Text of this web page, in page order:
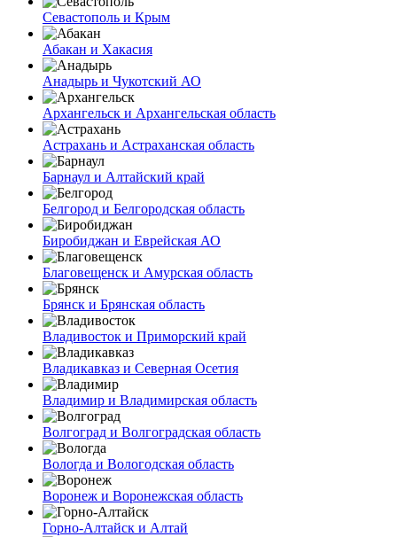
Севастополь и Крым
Абакан и Хакасия
Анадырь и Чукотский АО
Архангельск и Архангельская область
Астрахань и Астраханская область
Барнаул и Алтайский край
Белгород и Белгородская область
Биробиджан и Еврейская АО
Благовещенск и Амурская область
Брянск и Брянская область
Владивосток и Приморский край
Владикавказ и Северная Осетия
Владимир и Владимирская область
Волгоград и Волгоградская область
Вологда и Вологодская область
Воронеж и Воронежская область
Горно-Алтайск и Алтай